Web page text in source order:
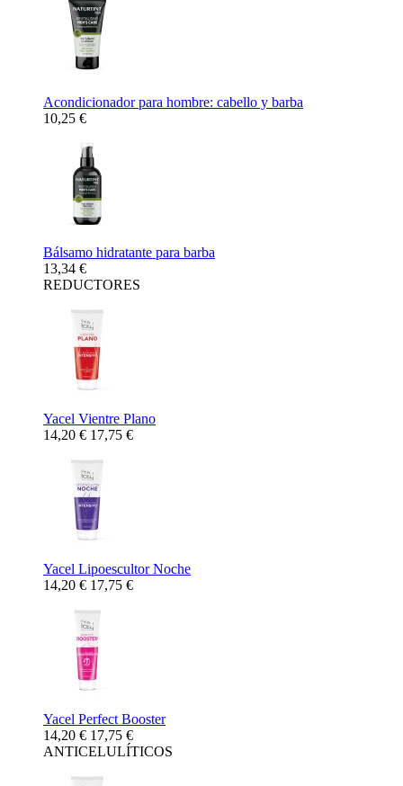
Acondicionador para hombre: cabello y barba
10,25 €
Bálsamo hidratante para barba
13,34 €
REDUCTORES
Yacel Vientre Plano
14,20 € 17,75 €
Yacel Lipoescultor Noche
14,20 € 17,75 €
Yacel Perfect Booster
14,20 € 17,75 €
ANTICELULÍTICOS